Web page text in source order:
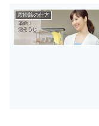
窓掃除の仕方